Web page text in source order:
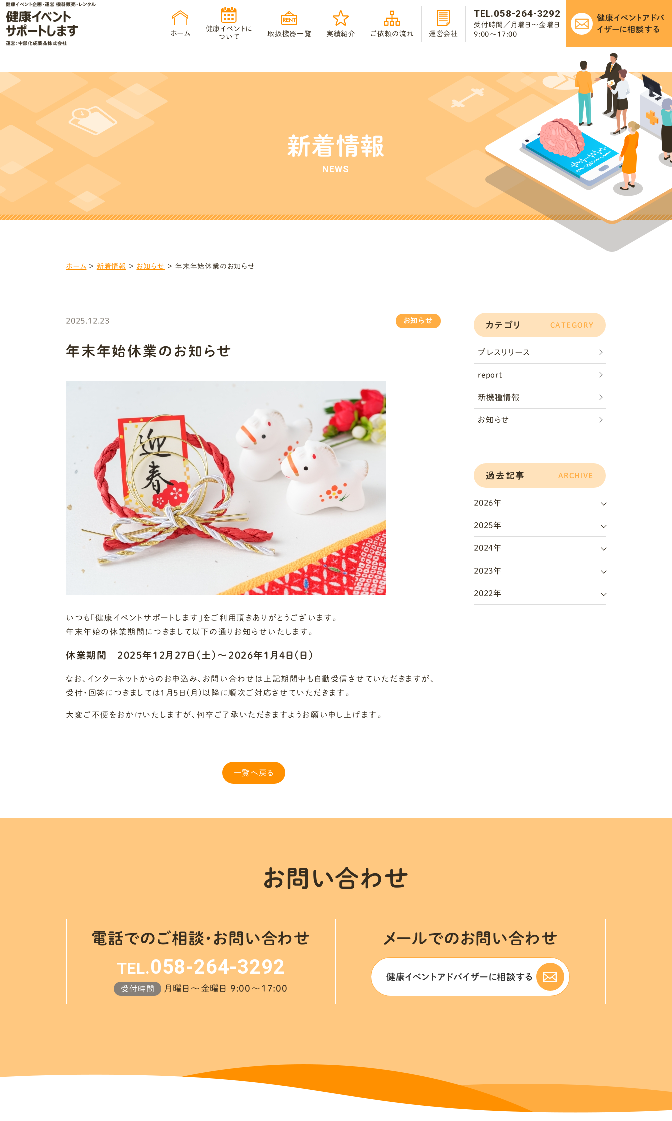
ホーム
健康イベントに
ついて
取扱機器一覧 実績紹介 ご依頼の流れ 運営会社
TEL.058-264-3292
受付時間／月曜日～金曜日
9:00～17:00
健康イベントアドバ
イザーに相談する
新着情報
NEWS
ホーム ＞ 新着情報 ＞ お知らせ ＞年末年始休業のお知らせ
2025.12.23 お知らせ
年末年始休業のお知らせ
いつも「健康イベントサポートします」をご利用頂きありがとうございます。
年末年始の休業期間につきまして以下の通りお知らせいたします。
休業期間 2025年12月27日(土)～2026年1月4日(日)
なお、インターネットからのお申込み、お問い合わせは上記期間中も自動受信させていただきますが、
受付・回答につきましては1月5日(月)以降に順次ご対応させていただきます。
大変ご不便をおかけいたしますが、何卒ご了承いただきますようお願い申し上げます。
一覧へ戻る
カテゴリ CATEGORY
プレスリリース
report
新機種情報
お知らせ
過去記事 ARCHIVE
2026年
2025年
2024年
2023年
2022年
お問い合わせ
電話でのご相談・お問い合わせ
TEL.058-264-3292
受付時間 月曜日～金曜日 9:00～17:00
メールでのお問い合わせ
健康イベントアドバイザーに相談する